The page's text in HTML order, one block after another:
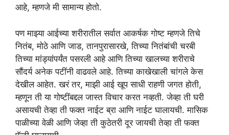
आहे, म्हणजे मी सामान्य होतो.
पण माझ्या आईच्या शरीरातील सर्वात आकर्षक गोष्ट म्हणजे तिचे
नितंब, मोठे आणि जाड, तानपुरासारखे, तिच्या नितंबांची चरबी
तिच्या मांड्यांपर्यंत पसरली आहे आणि तिच्या खालच्या शरीराचे
सौंदर्य अनेक पटींनी वाढवले ​​आहे. तिच्या काखेखाली चांगले केस
देखील आहेत. खरं तर, माझी आई खूप साधी राहणी जगत होती,
म्हणून ती या गोष्टींबद्दल जास्त विचार करत नव्हती. जेव्हा ती घरी
असायची तेव्हा ती फक्त नाईट ब्रा आणि नाईट घालायची. मासिक
पाळीच्या वेळी आणि जेव्हा ती कुठेतरी दूर जायची तेव्हा ती फक्त